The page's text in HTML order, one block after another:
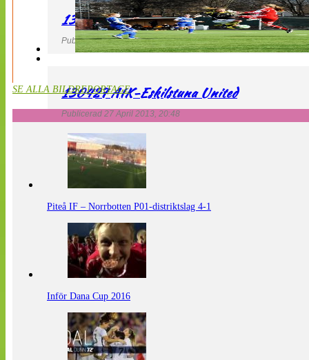
130427 LdB FC Malmö – Mallbackens IF
Publicerad 27 April 2013, 20:54
130427 AIK-Eskilstuna United
Publicerad 27 April 2013, 20:48
SE ALLA BILDREPORTAGE
Piteå IF – Norrbotten P01-distriktslag 4-1
Inför Dana Cup 2016